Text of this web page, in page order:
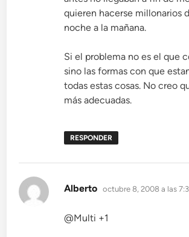
quieren hacerse millonarios
noche a la mañana.
Si el problema no es el que
sino las formas con que
todas estas cosas. No creo
más adecuadas.
RESPONDER
Alberto dice:
octubre 8, 2008 a las
@Multi +1